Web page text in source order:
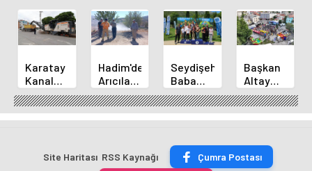
Karatay
Kanal
Caddesi
Yol
Yenileme
Hadim'de
Arıcılara
Orman
Yangınları
Eğitimi
Seydişehir
Baba
Çocuk
Kampı
Sona
Başkan
Altay
Bozkır'da
Buluştu
Site Haritası RSS Kaynağı
Çumra Postası